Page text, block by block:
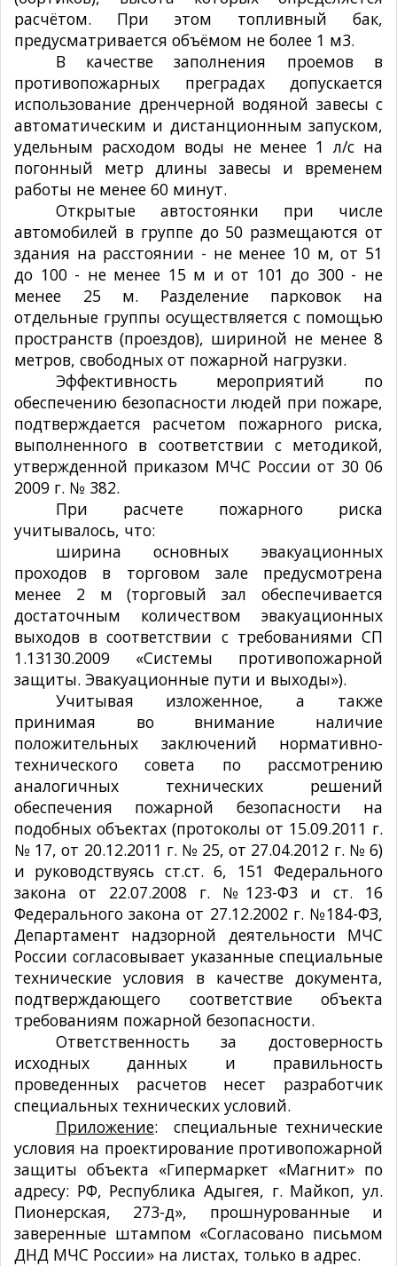
расчётом. При этом топливный бак,
предусматривается объёмом не более 1 м3.
В качестве заполнения проемов в
противопожарных преградах допускается
использование дренчерной водяной завесы с
автоматическим и дистанционным запуском,
удельным расходом воды не менее 1 л/с на
погонный метр длины завесы и временем
работы не менее 60 минут.
Открытые автостоянки при числе
автомобилей в группе до 50 размещаются от
здания на расстоянии - не менее 10 м, от 51
до 100 - не менее 15 м и от 101 до 300 - не
менее 25 м. Разделение парковок на
отдельные группы осуществляется с помощью
пространств (проездов), шириной не менее 8
метров, свободных от пожарной нагрузки.
Эффективность мероприятий по
обеспечению безопасности людей при пожаре,
подтверждается расчетом пожарного риска,
выполненного в соответствии с методикой,
утвержденной приказом МЧС России от 30 06
2009 г. № 382.
При расчете пожарного риска
учитывалось, что:
ширина основных эвакуационных
проходов в торговом зале предусмотрена
менее 2 м (торговый зал обеспечивается
достаточным количеством эвакуационных
выходов в соответствии с требованиями СП
1.13130.2009 «Системы противопожарной
защиты. Эвакуационные пути и выходы»).
Учитывая изложенное, а также
принимая во внимание наличие
положительных заключений нормативно-
технического совета по рассмотрению
аналогичных технических решений
обеспечения пожарной безопасности на
подобных объектах (протоколы от 15.09.2011 г.
№ 17, от 20.12.2011 г. № 25, от 27.04.2012 г. № 6)
и руководствуясь ст.ст. 6, 151 Федерального
закона от 22.07.2008 г. №123-Ф3 и ст. 16
Федерального закона от 27.12.2002 г. №184-ФЗ,
Департамент надзорной деятельности МЧС
России согласовывает указанные специальные
технические условия в качестве документа,
подтверждающего соответствие объекта
требованиям пожарной безопасности.
Ответственность за достоверность
исходных данных и правильность
проведенных расчетов несет разработчик
специальных технических условий.
Приложение: специальные технические
условия на проектирование противопожарной
защиты объекта «Гипермаркет «Магнит» по
адресу: РФ, Республика Адыгея, г. Майкоп, ул.
Пионерская, 273-д», прошнурованные и
заверенные штампом «Согласовано письмом
ДНД МЧС России» на листах, только в адрес.